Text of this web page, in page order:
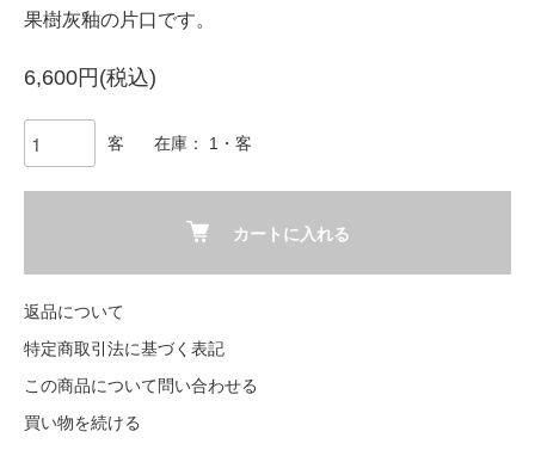
果樹灰釉の片口です。
6,600円(税込)
客 在庫： 1・客
カートに入れる
返品について
特定商取引法に基づく表記
この商品について問い合わせる
買い物を続ける